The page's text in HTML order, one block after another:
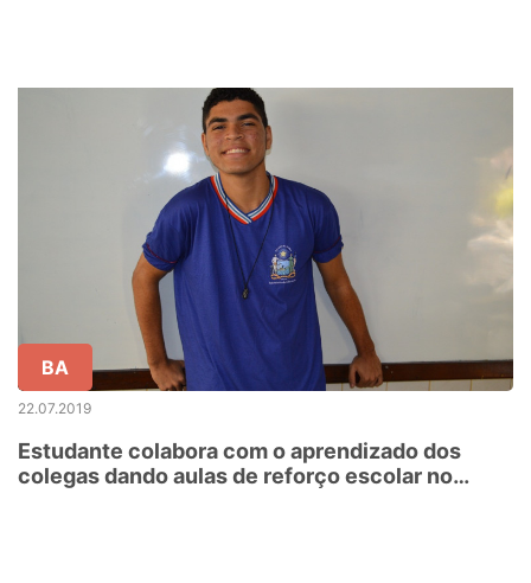
BA
22.07.2019
Estudante colabora com o aprendizado dos
colegas dando aulas de reforço escolar no